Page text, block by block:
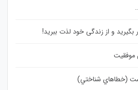
بگیرید و از زندگی خود لذت ببرید!
موفقیت
(خطاهاي شناختي)